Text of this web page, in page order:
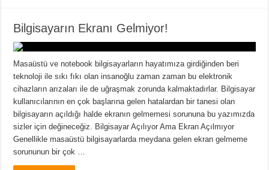
Bilgisayarın Ekranı Gelmiyor!
Masaüstü ve notebook bilgisayarların hayatımıza girdiğinden beri
teknoloji ile sıkı fıkı olan insanoğlu zaman zaman bu elektronik
cihazların arızaları ile de uğraşmak zorunda kalmaktadırlar. Bilgisayar
kullanıcılarının en çok başlarına gelen hatalardan bir tanesi olan
bilgisayarın açıldığı halde ekranın gelmemesi sorununa bu yazımızda
sizler için değineceğiz. Bilgisayar Açılıyor Ama Ekran Açılmıyor
Genellikle masaüstü bilgisayarlarda meydana gelen ekran gelmeme
sorununun bir çok …